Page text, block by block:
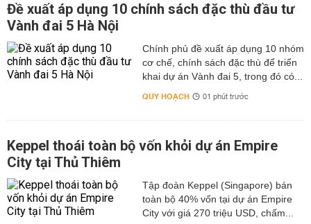
Đề xuất áp dụng 10 chính sách đặc thù đầu tư
Vành đai 5 Hà Nội
Chính phủ đề xuất áp dụng 10 nhóm
cơ chế, chính sách đặc thù để triển
khai dự án Vành đai 5, trong đó có...
QUY HOẠCH 01 phút trước
Keppel thoái toàn bộ vốn khỏi dự án Empire
City tại Thủ Thiêm
Tập đoàn Keppel (Singapore) bán
toàn bộ 40% vốn tại dự án Empire
City với giá 270 triệu USD, chấm...